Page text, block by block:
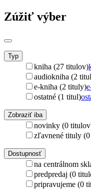
Zúžiť výber
Typ
kniha (27 titulov)
audiokniha (2
e-kniha (2 tituly)
ostatné (1 titul)
Zobraziť iba
novinky (0
zľavnené tituly
Dostupnosť
na centrálnom
predpredaj (0
pripravujeme (0